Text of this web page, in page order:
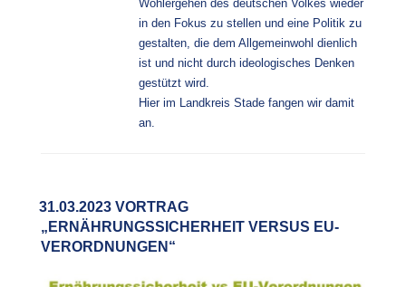
Wohlergehen des deutschen Volkes wieder
in den Fokus zu stellen und eine Politik zu
gestalten, die dem Allgemeinwohl dienlich
ist und nicht durch ideologisches Denken
gestützt wird.
Hier im Landkreis Stade fangen wir damit
an.
31.03.2023 VORTRAG
„ERNÄHRUNGSSICHERHEIT VERSUS EU-
VERORDNUNGEN“